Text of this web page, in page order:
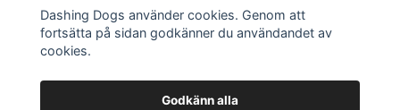
Dashing Dogs använder cookies. Genom att
fortsätta på sidan godkänner du användandet av
cookies.
Godkänn alla